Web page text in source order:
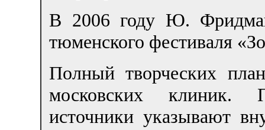
В 2006 году Ю.
тюменского фестиваля
Полный творческих
московских клиник.
источники указывают